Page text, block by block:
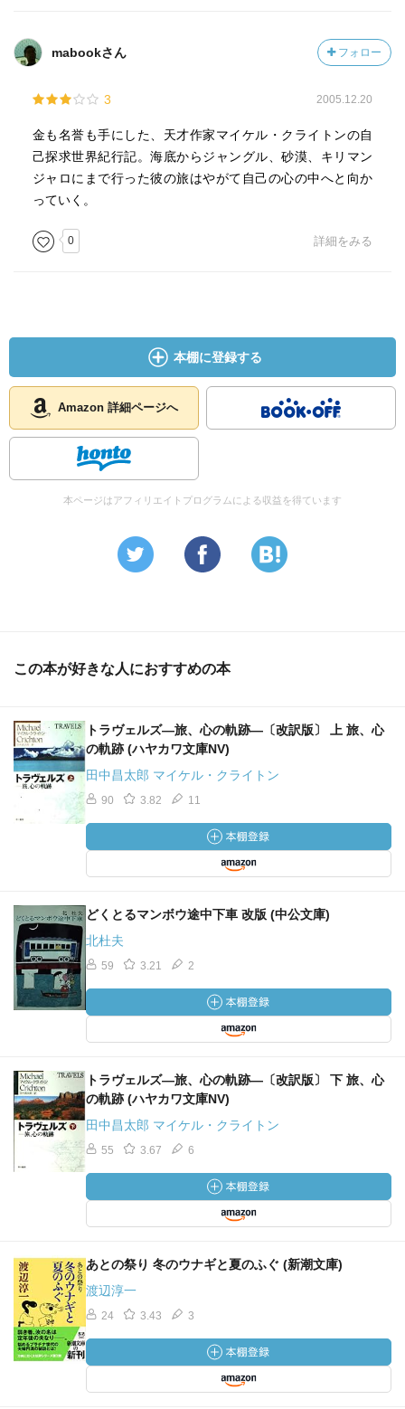
mabookさん フォロー
3 2005.12.20
金も名誉も手にした、天才作家マイケル・クライトンの自
己探求世界紀行記。海底からジャングル、砂漠、キリマン
ジャロにまで行った彼の旅はやがて自己の心の中へと向か
っていく。
0 詳細をみる
本棚に登録する
Amazon 詳細ページへ
本ページはアフィリエイトプログラムによる収益を得ています
この本が好きな人におすすめの本
トラヴェルズ―旅、心の軌跡―〔改訳版〕 上 旅、心
の軌跡 (ハヤカワ文庫NV)
田中昌太郎 マイケル・クライトン
90 3.82 11
どくとるマンボウ途中下車 改版 (中公文庫)
北杜夫
59 3.21 2
トラヴェルズ―旅、心の軌跡―〔改訳版〕 下 旅、心
の軌跡 (ハヤカワ文庫NV)
田中昌太郎 マイケル・クライトン
55 3.67 6
あとの祭り 冬のウナギと夏のふぐ (新潮文庫)
渡辺淳一
24 3.43 3